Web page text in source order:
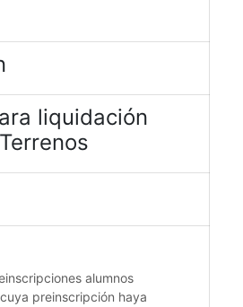
liquidación
alumnos
preinscripción haya